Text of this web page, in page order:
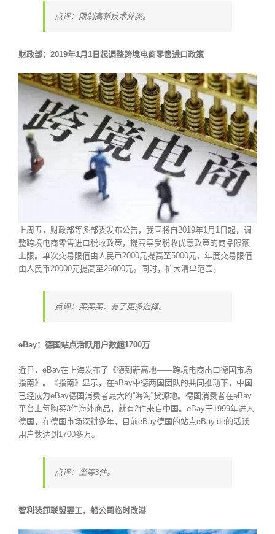
点评：限制高新技术外流。
财政部：2019年1月1日起调整跨境电商零售进口政策
上周五，财政部等多部委发布公告，我国将自2019年1月1日起，调
整跨境电商零售进口税收政策，提高享受税收优惠政策的商品限额
上限。单次交易限值由人民币2000元提高至5000元，年度交易限值
由人民币20000元提高至26000元。同时，扩大清单范围。
点评：买买买，有了更多选择。
eBay：德国站点活跃用户数超1700万
近日，eBay在上海发布了《德到新高地——跨境电商出口德国市场
指南》。《指南》显示，在eBay中德两国团队的共同推动下，中国
已经成为eBay德国消费者最大的“海淘”货源地。德国消费者在eBay
平台上每购买3件海外商品，就有2件来自中国。eBay于1999年进入
德国，在德国市场深耕多年，目前eBay德国的站点eBay.de的活跃
用户数达到1700多万。
点评：坐等3件。
智利装卸联盟罢工，船公司临时改港